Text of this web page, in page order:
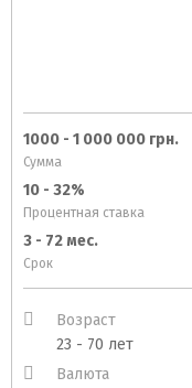
1000 - 1 000 000 грн.
Сумма
10 - 32%
Процентная ставка
3 - 72 мес.
Срок
Возраст
23 - 70 лет
Валюта